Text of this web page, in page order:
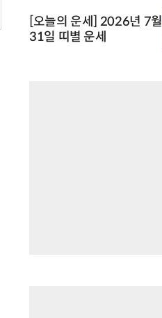
[오늘의 운세] 2026년 7월
31일 띠별 운세